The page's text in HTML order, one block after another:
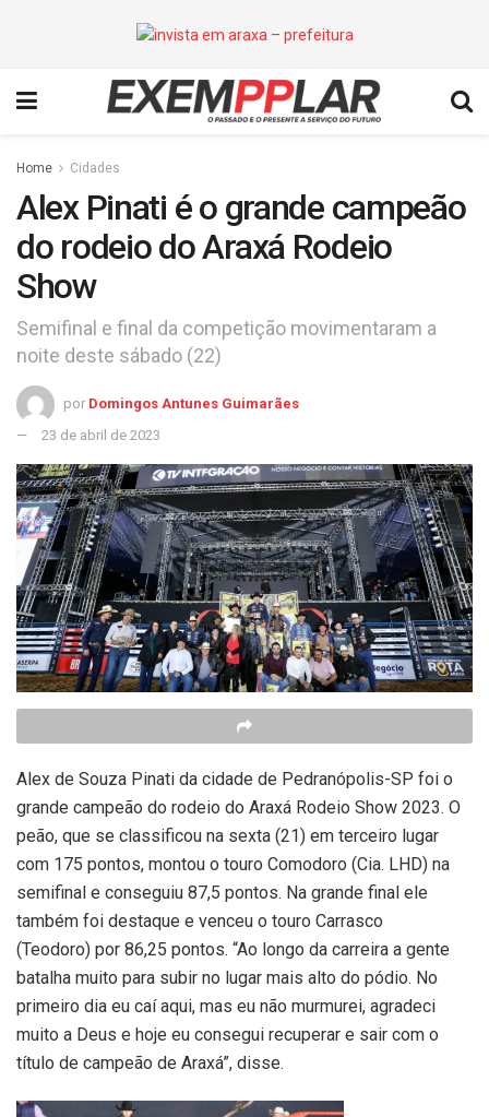
Home Cidades
Alex Pinati é o grande campeão
do rodeio do Araxá Rodeio
Show
Semifinal e final da competição movimentaram a
noite deste sábado (22)
por Domingos Antunes Guimarães
23 de abril de 2023
Alex de Souza Pinati da cidade de Pedranópolis-SP foi o
grande campeão do rodeio do Araxá Rodeio Show 2023. O
peão, que se classificou na sexta (21) em terceiro lugar
com 175 pontos, montou o touro Comodoro (Cia. LHD) na
semifinal e conseguiu 87,5 pontos. Na grande final ele
também foi destaque e venceu o touro Carrasco
(Teodoro) por 86,25 pontos. “Ao longo da carreira a gente
batalha muito para subir no lugar mais alto do pódio. No
primeiro dia eu caí aqui, mas eu não murmurei, agradeci
muito a Deus e hoje eu consegui recuperar e sair com o
título de campeão de Araxá”, disse.